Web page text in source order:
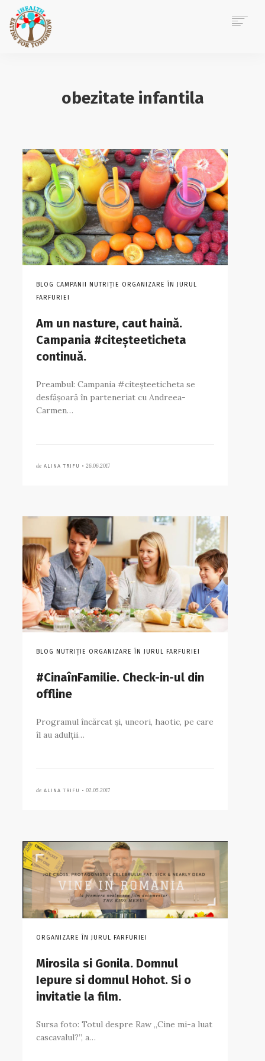
CONSILIERE NUTRIȚIE
CONTACT
obezitate infantila
BLOG CAMPANII NUTRIȚIE ORGANIZARE ÎN JURUL
FARFURIEI
Am un nasture, caut haină.
Campania #citeșteeticheta
continuă.
Preambul: Campania #citeșteeticheta se
desfășoară în parteneriat cu Andreea-
Carmen…
de ALINA TRIFU • 26.06.2017
BLOG NUTRIȚIE ORGANIZARE ÎN JURUL FARFURIEI
#CinaînFamilie. Check-in-ul din
offline
Programul încărcat și, uneori, haotic, pe care
îl au adulții…
de ALINA TRIFU • 02.05.2017
ORGANIZARE ÎN JURUL FARFURIEI
Mirosila si Gonila. Domnul
Iepure si domnul Hohot. Si o
invitatie la film.
Sursa foto: Totul despre Raw „Cine mi-a luat
cascavalul?”, a…